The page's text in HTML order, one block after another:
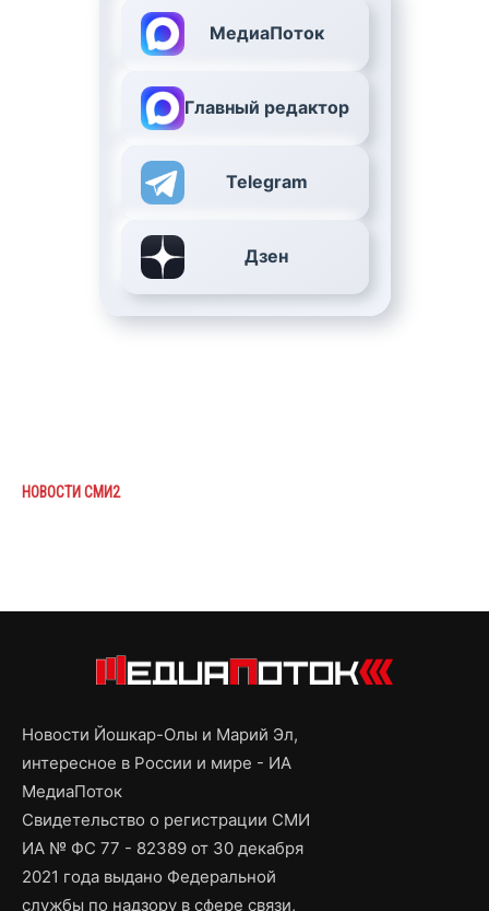
МедиаПоток
Главный редактор
Telegram
Дзен
НОВОСТИ СМИ2
Новости Йошкар-Олы и Марий Эл,
интересное в России и мире - ИА
МедиаПоток
Свидетельство о регистрации СМИ
ИА № ФС 77 - 82389 от 30 декабря
2021 года выдано Федеральной
службы по надзору в сфере связи,